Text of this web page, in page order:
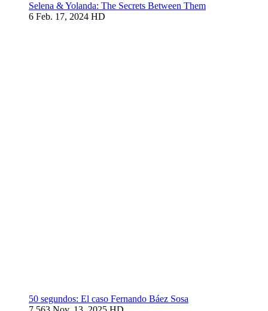
Selena & Yolanda: The Secrets Between Them
6 Feb. 17, 2024 HD
50 segundos: El caso Fernando Báez Sosa